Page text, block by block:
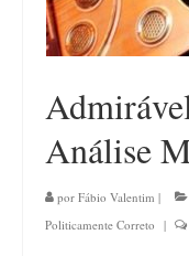
Análise
por Fábio Valentim |
Politicamente Correto |